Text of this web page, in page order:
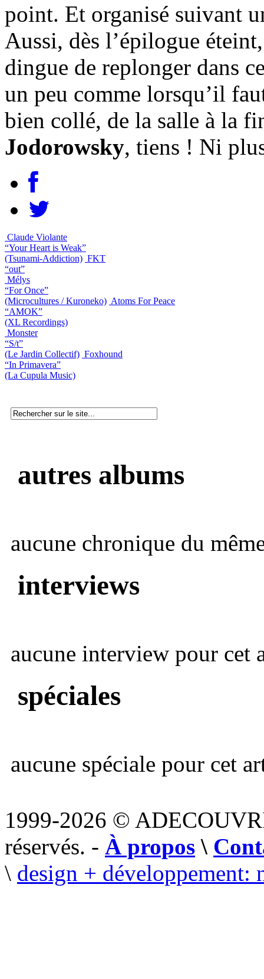
point. Et organisé suivant
Aussi, dès l’épilogue
dingue de replonger dans
un peu comme lorsqu’il
bien collé, de la salle à la
Jodorowsky, tiens ! Ni
Claude Violante
“Your Heart is Weak”
(Tsunami-Addiction) FKT
“out”
Mélys
“For Once”
(Microcultures / Kuroneko) Atoms For Peace
“AMOK”
(XL Recordings)
Monster
“S/t”
(Le Jardin Collectif) Foxhound
“In Primavera”
(La Cupula Music)
autres albums
aucune chronique du
interviews
aucune interview pour cet
spéciales
aucune spéciale pour cet
1999-2026 ©
réservés. - À propos \
\ design + développement: